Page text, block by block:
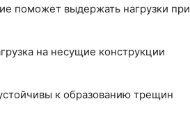
поможет выдержать нагрузки при
на несущие конструкции
к образованию трещин